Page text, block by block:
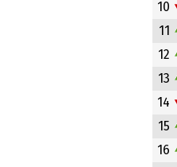
10
11
12
13
14
15
16